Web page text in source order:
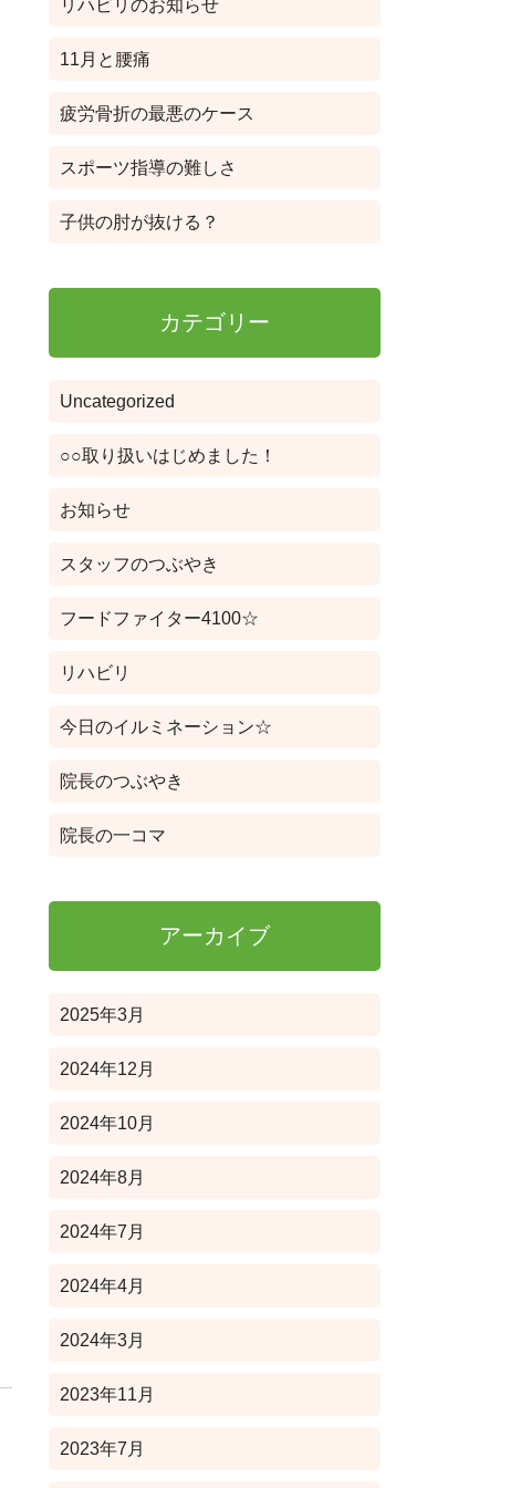
リハビリのお知らせ
11月と腰痛
疲労骨折の最悪のケース
スポーツ指導の難しさ
子供の肘が抜ける？
カテゴリー
Uncategorized
○○取り扱いはじめました！
お知らせ
スタッフのつぶやき
フードファイター4100☆
リハビリ
今日のイルミネーション☆
院長のつぶやき
院長の一コマ
アーカイブ
2025年3月
2024年12月
2024年10月
2024年8月
2024年7月
2024年4月
2024年3月
2023年11月
2023年7月